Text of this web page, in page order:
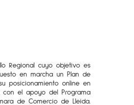
Regional cuyo objetivo es
en marcha un Plan de
posicionamiento online en
con el apoyo del Programa
de Comercio de Lleida.